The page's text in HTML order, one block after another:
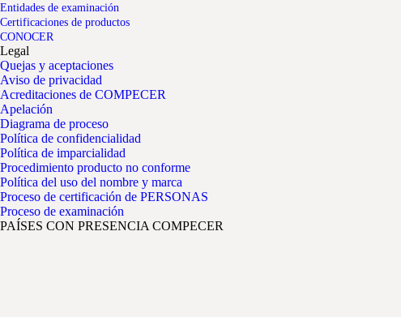
Entidades de examinación
Certificaciones de productos
CONOCER
Legal
Quejas y aceptaciones
Aviso de privacidad
Acreditaciones de COMPECER
Apelación
Diagrama de proceso
Política de confidencialidad
Política de imparcialidad
Procedimiento producto no conforme
Política del uso del nombre y marca
Proceso de certificación de PERSONAS
Proceso de examinación
PAÍSES CON PRESENCIA COMPECER